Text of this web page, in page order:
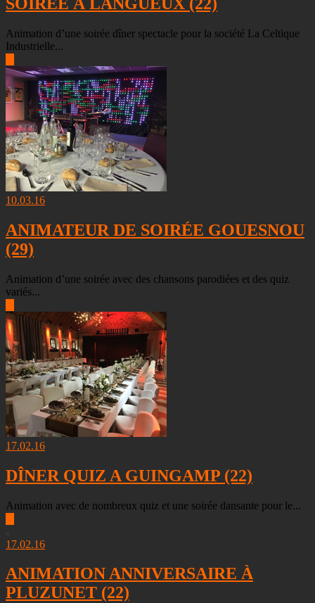
Animation d’une soirée dîner spectacle pour la société La Celtique
Industrielle...
10.03.16
ANIMATEUR DE SOIRÉE GOUESNOU
(29)
Animation d’une soirée avec des chansons parodiées et des quiz
variés...
17.02.16
DÎNER QUIZ A GUINGAMP (22)
Animation avec de nombreux quiz et une soirée dansante pour le...
17.02.16
ANIMATION ANNIVERSAIRE À
PLUZUNET (22)